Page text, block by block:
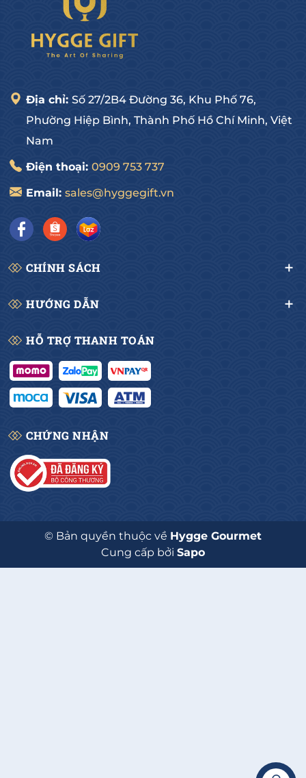
Địa chỉ: Số 27/2B4 Đường 36, Khu Phố 76,
Phường Hiệp Bình, Thành Phố Hồ Chí Minh, Việt
Nam
Điện thoại: 0909 753 737
Email: sales@hyggegift.vn
CHÍNH SÁCH
HƯỚNG DẪN
HỖ TRỢ THANH TOÁN
CHỨNG NHẬN
© Bản quyền thuộc về Hygge Gourmet
Cung cấp bởi Sapo